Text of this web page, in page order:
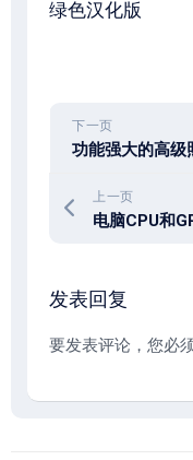
绿色汉化版
下一页
上一页
发表回复
要发表评论，您必